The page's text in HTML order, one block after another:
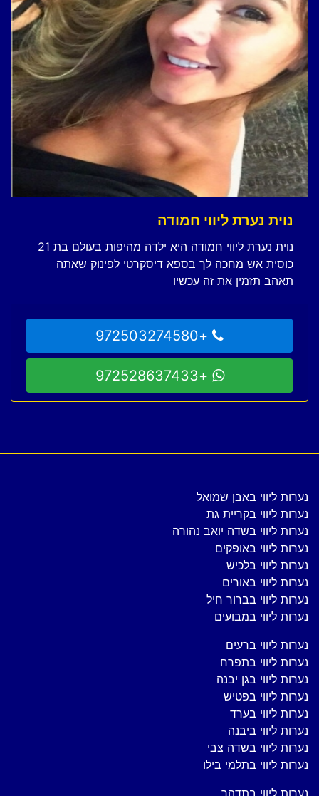
נוית נערת ליווי חמודה
נוית נערת ליווי חמודה היא ילדה מהיפות בעולם בת 21
כוסית אש מחכה לך בספא דיסקרטי לפינוק שאתה
תאהב תזמין את זה עכשיו
+972503274580
+972528637433
נערות ליווי באבן שמואל
נערות ליווי בקריית גת
נערות ליווי בשדה יואב נהורה
נערות ליווי באופקים
נערות ליווי בלכיש
נערות ליווי באורים
נערות ליווי בברור חיל
נערות ליווי במבועים
נערות ליווי ברעים
נערות ליווי בתפרח
נערות ליווי בגן יבנה
נערות ליווי בפטיש
נערות ליווי בערד
נערות ליווי ביבנה
נערות ליווי בשדה צבי
נערות ליווי בתלמי בילו
נערות ליווי בתדהר